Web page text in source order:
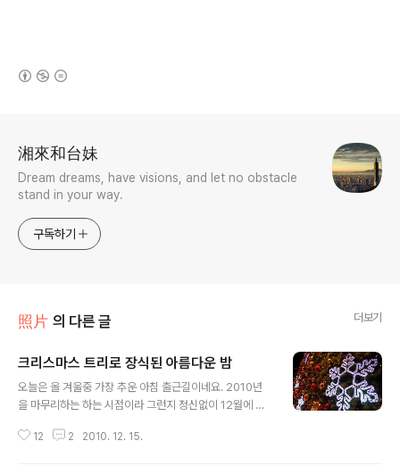
湘來和台妹
Dream dreams, have visions, and let no obstacle
stand in your way.
구독하기
照片 의 다른 글 더보기
크리스마스 트리로 장식된 아름다운 밤
오늘은 올 겨울중 가장 추운 아침 출근길이네요. 2010년
을 마무리하는 하는 시점이라 그런지 정신없이 12월에 반
말 잠시 밖을 나갔다가 담아본 크리스마스 기분이 나는 사
12 2 2010. 12. 15.